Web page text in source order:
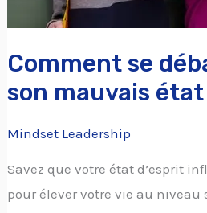
Comment se
son mauvais état
Mindset Leadership
Savez que votre état d’esprit
pour élever votre vie au niveau